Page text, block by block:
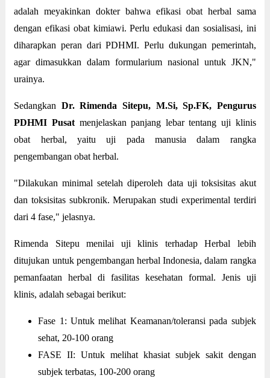
adalah meyakinkan dokter bahwa efikasi obat herbal sama
dengan efikasi obat kimiawi. Perlu edukasi dan sosialisasi, ini
diharapkan peran dari PDHMI. Perlu dukungan pemerintah,
agar dimasukkan dalam formularium nasional untuk JKN,"
urainya.
Sedangkan Dr. Rimenda Sitepu, M.Si, Sp.FK, Pengurus
PDHMI Pusat menjelaskan panjang lebar tentang uji klinis
obat herbal, yaitu uji pada manusia dalam rangka
pengembangan obat herbal.
"Dilakukan minimal setelah diperoleh data uji toksisitas akut
dan toksisitas subkronik. Merupakan studi experimental terdiri
dari 4 fase," jelasnya.
Rimenda Sitepu menilai uji klinis terhadap Herbal lebih
ditujukan untuk pengembangan herbal Indonesia, dalam rangka
pemanfaatan herbal di fasilitas kesehatan formal. Jenis uji
klinis, adalah sebagai berikut:
Fase 1: Untuk melihat Keamanan/toleransi pada subjek
sehat, 20-100 orang
FASE II: Untuk melihat khasiat subjek sakit dengan
subjek terbatas, 100-200 orang